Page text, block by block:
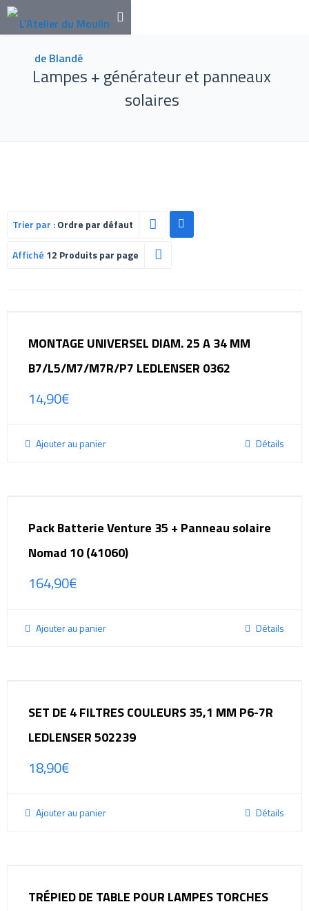
Lampes + générateur et panneaux
solaires
Trier par :Ordre par défaut
Affiché 12 Produits par page
MONTAGE UNIVERSEL DIAM. 25 A 34 MM
B7/L5/M7/M7R/P7 LEDLENSER 0362
14,90€
Ajouter au panier Détails
Pack Batterie Venture 35 + Panneau solaire
Nomad 10 (41060)
164,90€
Ajouter au panier Détails
SET DE 4 FILTRES COULEURS 35,1 MM P6-7R
LEDLENSER 502239
18,90€
Ajouter au panier Détails
TRÉPIED DE TABLE POUR LAMPES TORCHES